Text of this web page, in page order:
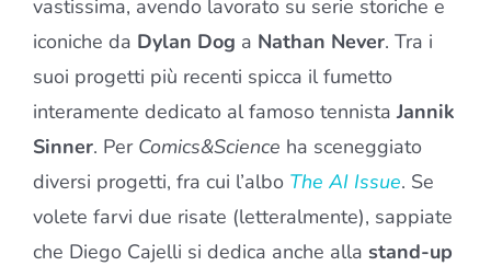
vastissima, avendo lavorato su serie storiche e
iconiche da Dylan Dog a Nathan Never. Tra i
suoi progetti più recenti spicca il fumetto
interamente dedicato al famoso tennistaJannik
Sinner. Per Comics&Science ha sceneggiato
diversi progetti, fra cui l’albo The AI Issue. Se
volete farvi due risate (letteralmente), sappiate
che Diego Cajelli si dedica anche alla stand-up